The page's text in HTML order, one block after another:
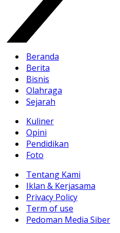
Beranda
Berita
Bisnis
Olahraga
Sejarah
Kuliner
Opini
Pendidikan
Foto
Tentang Kami
Iklan & Kerjasama
Privacy Policy
Term of use
Pedoman Media Siber